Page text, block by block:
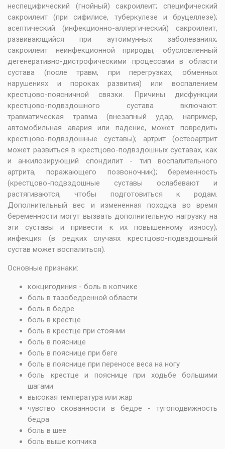
неспецифический (гнойный) сакроилеит; специфический
сакроилеит (при сифилисе, туберкулезе и бруцеллезе);
асептический (инфекционно-аллергический) сакроилеит,
развивающийся при аутоимунных заболеваниях;
сакроилеит неинфекционной природы, обусловленный
дегенеративно-дистрофическими процессами в области
сустава (после травм, при перегрузках, обменных
нарушениях и пороках развития) или воспалением
крестцово-поясничной связки. Причины дисфункции
крестцово-подвздошного сустава включают:
травматическая травма (внезапный удар, например,
автомобильная авария или падение, может повредить
крестцово-подвздошные суставы); артрит (остеоартрит
может развиться в крестцово-подвздошных суставах, как
и анкилозирующий спондилит - тип воспалительного
артрита, поражающего позвоночник); беременность
(крестцово-подвздошные суставы ослабевают и
растягиваются, чтобы подготовиться к родам.
Дополнительный вес и измененная походка во время
беременности могут вызвать дополнительную нагрузку на
эти суставы и привести к их повышенному износу);
инфекция (в редких случаях крестцово-подвздошный
сустав может воспалиться).
Основные признаки:
кокцигодиния - боль в копчике
боль в тазобедренной области
боль в бедре
боль в крестце
боль в крестце при стоянии
боль в пояснице
боль в пояснице при беге
боль в пояснице при переносе веса на ногу
боль крестце и пояснице при ходьбе большими
шагами
высокая температура или жар
чувство скованности в бедре - тугоподвижность
бедра
боль в шее
боль выше копчика